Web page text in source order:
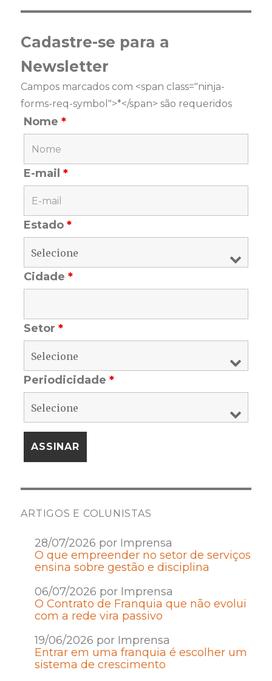
Cadastre-se para a
Newsletter
Campos marcados com <span class="ninja-
forms-req-symbol">*</span> são requeridos
Nome*
E-mail*
Estado*
Cidade*
Setor*
Periodicidade*
ARTIGOS E COLUNISTAS
28/07/2026 por Imprensa
O que empreender no setor de serviços
ensina sobre gestão e disciplina
06/07/2026 por Imprensa
O Contrato de Franquia que não evolui
com a rede vira passivo
19/06/2026 por Imprensa
Entrar em uma franquia é escolher um
sistema de crescimento